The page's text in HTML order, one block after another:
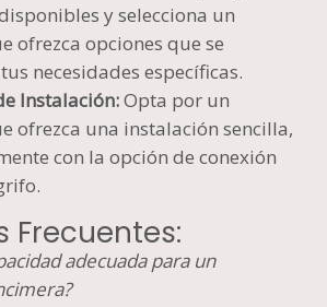
y selecciona un
ofrezca opciones que se
necesidades específicas.
Instalación:Opta por un
ofrezca una instalación sencilla,
con la opción de conexión
Frecuentes:
adecuada para un